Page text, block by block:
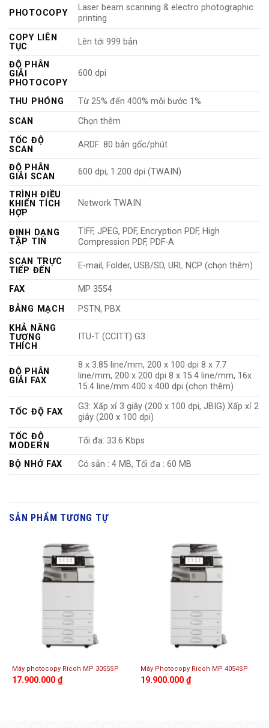
PHOTOCOPY
Laser beam scanning & electro photographic
printing
COPY LIÊN
TỤC
Lên tới 999 bản
ĐỘ PHÂN
GIẢI
PHOTOCOPY
600 dpi
THU PHÓNG
Từ 25% đến 400% mỗi bước 1%
SCAN
Chọn thêm
TỐC ĐỘ
SCAN
ARDF: 80 bản gốc/phút
ĐỘ PHÂN
GIẢI SCAN
600 dpi, 1.200 dpi (TWAIN)
TRÌNH ĐIỀU
KHIỂN TÍCH
HỢP
Network TWAIN
ĐỊNH DẠNG
TẬP TIN
TIFF, JPEG, PDF, Encryption PDF, High
Compression PDF, PDF-A
SCAN TRỰC
TIẾP ĐẾN
E-mail, Folder, USB/SD, URL NCP (chọn thêm)
FAX
MP 3554
BẢNG MẠCH
PSTN, PBX
KHẢ NĂNG
TƯƠNG
THÍCH
ITU-T (CCITT) G3
ĐỘ PHÂN
GIẢI FAX
8 x 3.85 line/mm, 200 x 100 dpi 8 x 7.7
line/mm, 200 x 200 dpi 8 x 15.4 line/mm, 16x
15.4 line/mm 400 x 400 dpi (chọn thêm)
TỐC ĐỘ FAX
G3: Xấp xỉ 3 giây (200 x 100 dpi, JBIG) Xấp xỉ 2
giây (200 x 100 dpi)
TỐC ĐỘ
MODERN
Tối đa: 33.6 Kbps
BỘ NHỚ FAX Có sẵn : 4 MB, Tối đa : 60 MB
SẢN PHẨM TƯƠNG TỰ
Máy photocopy Ricoh MP 3055SP
17.900.000 ₫
Máy Photocopy Ricoh MP 4054SP
19.900.000 ₫